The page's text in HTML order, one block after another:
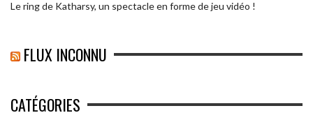
Le ring de Katharsy, un spectacle en forme de jeu vidéo !
FLUX INCONNU
CATÉGORIES